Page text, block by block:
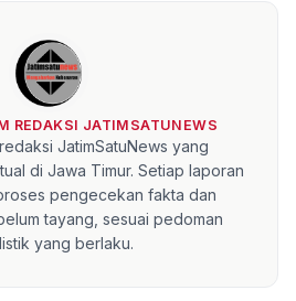
REDAKSI JATIMSATUNEWS
JatimSatuNews yang
di Jawa Timur. Setiap laporan
pengecekan fakta dan
tayang, sesuai pedoman
yang berlaku.